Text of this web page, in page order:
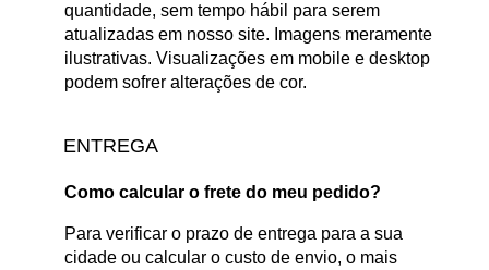
quantidade, sem tempo hábil para serem
atualizadas em nosso site. Imagens meramente
ilustrativas. Visualizações em mobile e desktop
podem sofrer alterações de cor.
ENTREGA
Como calcular o frete do meu pedido?
Para verificar o prazo de entrega para a sua
cidade ou calcular o custo de envio, o mais